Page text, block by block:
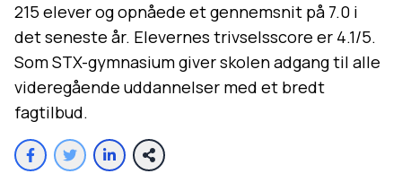
215 elever og opnåede et gennemsnit på 7.0 i
det seneste år. Elevernes trivselsscore er 4.1/5.
Som STX-gymnasium giver skolen adgang til alle
videregående uddannelser med et bredt
fagtilbud.